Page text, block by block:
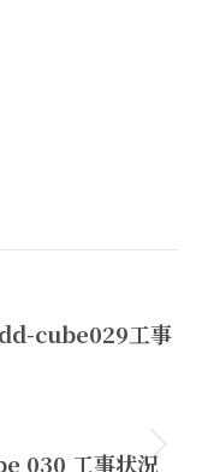
cube029工事
030 工事状況